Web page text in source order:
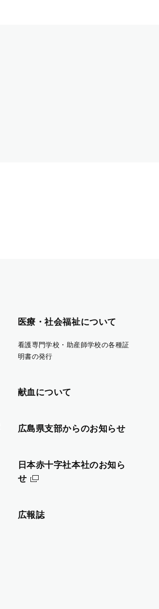
医療・社会福祉について
看護専門学校・助産師学校の各種証
明書の発行
献血について
広島県支部からのお知らせ
日本赤十字社本社のお知ら
せ
広報誌